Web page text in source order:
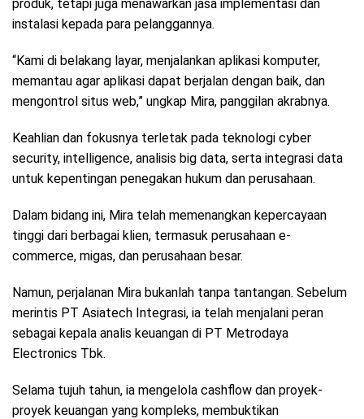
produk, tetapi juga menawarkan jasa implementasi dan
instalasi kepada para pelanggannya.
“Kami di belakang layar, menjalankan aplikasi komputer,
memantau agar aplikasi dapat berjalan dengan baik, dan
mengontrol situs web,” ungkap Mira, panggilan akrabnya.
Keahlian dan fokusnya terletak pada teknologi cyber
security, intelligence, analisis big data, serta integrasi data
untuk kepentingan penegakan hukum dan perusahaan.
Dalam bidang ini, Mira telah memenangkan kepercayaan
tinggi dari berbagai klien, termasuk perusahaan e-
commerce, migas, dan perusahaan besar.
Namun, perjalanan Mira bukanlah tanpa tantangan. Sebelum
merintis PT Asiatech Integrasi, ia telah menjalani peran
sebagai kepala analis keuangan di PT Metrodaya
Electronics Tbk.
Selama tujuh tahun, ia mengelola cashflow dan proyek-
proyek keuangan yang kompleks, membuktikan